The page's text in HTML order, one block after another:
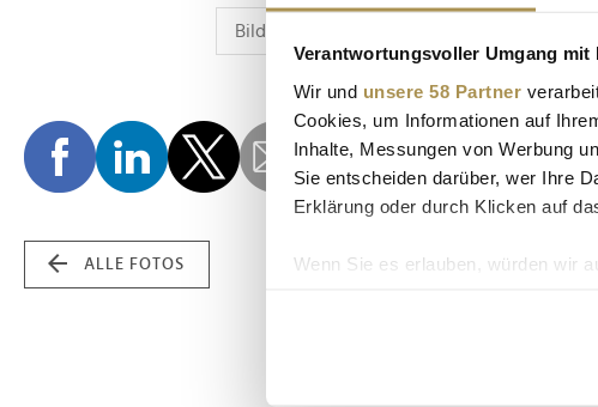
Verantwortungsvoller Umgang mit
Wir und unsere 58 Partner
Cookies, um Informationen auf
Inhalte, Messungen von Werbung
Sie entscheiden darüber, wer Ihre
Erklärung oder durch Klicken auf
Wenn Sie es erlauben, würden wir
Erfahren Sie mehr darüber, wie
ALLE FOTOS